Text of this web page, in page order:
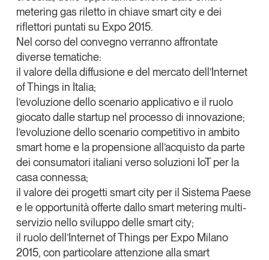
Iscriviti
Un anno di
Tendenze2026
Leggi il magazine
metering gas riletto in chiavesmart citye dei
riflettori puntati su Expo 2015.
Nel corso del convegno verranno affrontate
diverse tematiche:
il valore della diffusione e del mercato dell’Internet
of Things in Italia;
l’evoluzione dello scenario applicativo e il ruolo
giocato dalle startup nel processo di innovazione;
l’evoluzione dello scenario competitivo in ambito
smart homee la propensione all’acquisto da parte
dei consumatori italiani verso soluzioni IoT per la
casa connessa;
il valore dei progetti smart cityper il Sistema Paese
e le opportunità offerte dallosmart metering multi-
servizio nello sviluppo dellesmart city;
il ruolo dell’Internet of Things per Expo Milano
2015, con particolare attenzione allasmart